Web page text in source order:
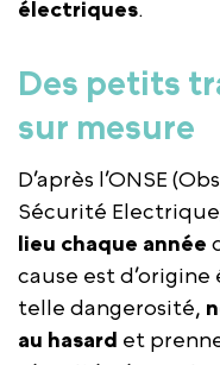
électriques.
Des petits
sur mesure
D’après l’ONSE
Sécurité
lieu chaque année
cause est
telle dangerosité,
au hasard et